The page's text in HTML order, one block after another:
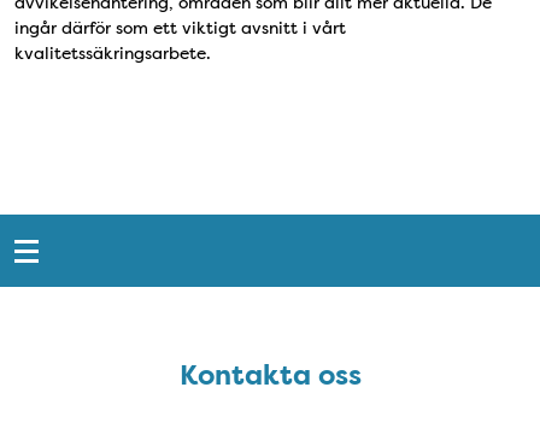
ingår därför som ett viktigt avsnitt i vårt
kvalitetssäkringsarbete.
Snabblänkar
Kontakta ossKontakta oss